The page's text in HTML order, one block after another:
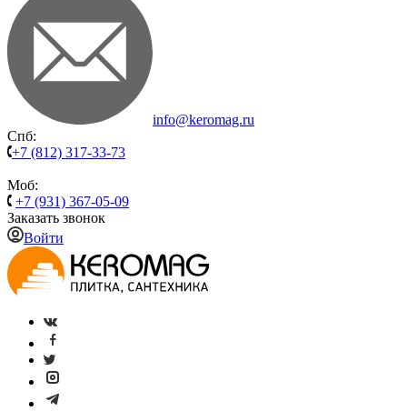
info@keromag.ru
Спб:
+7 (812) 317-33-73
Моб:
+7 (931) 367-05-09
Заказать звонок
Войти